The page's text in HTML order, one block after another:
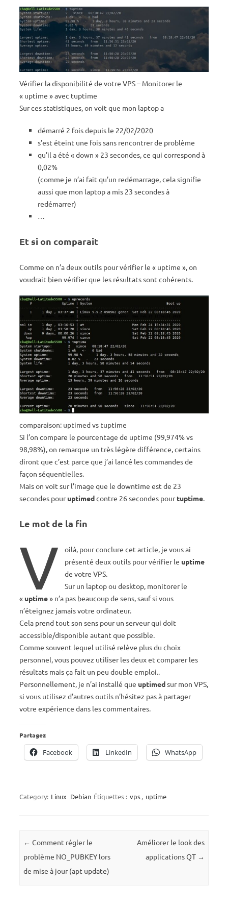
Vérifier la disponibilité de votre VPS – Monitorer le
« uptime » avec tuptime
Sur ces statistiques, on voit que mon laptop a
démarré 2 fois depuis le 22/02/2020
s’est éteint une fois sans rencontrer de problème
qu’il a été « down » 23 secondes, ce qui correspond à
0,02%
(comme je n’ai fait qu’un redémarrage, cela signifie
aussi que mon laptop a mis 23 secondes à
redémarrer)
…
Et si on comparait
Comme on n’a deux outils pour vérifier le « uptime », on
voudrait bien vérifier que les résultats sont cohérents.
comparaison: uptimed vs tuptime
Si l’on compare le pourcentage de uptime (99,974% vs
98,98%), on remarque un très légère différence, certains
diront que c’est parce que j’ai lancé les commandes de
façon séquentielles.
Mais on voit sur l’image que le downtime est de 23
secondes pouruptimedcontre 26 secondes pourtuptime.
Le mot de la fin
V
oilà, pour conclure cet article, je vous ai
présenté deux outils pour vérifier le uptime
de votre VPS.
Sur un laptop ou desktop, monitorer le
« uptime» n’a pas beaucoup de sens, sauf si vous
n’éteignez jamais votre ordinateur.
Cela prend tout son sens pour un serveur qui doit
accessible/disponible autant que possible.
Comme souvent lequel utilisé relève plus du choix
personnel, vous pouvez utiliser les deux et comparer les
résultats mais ça fait un peu double emploi..
Personnellement, je n’ai installé que uptimedsur mon VPS,
si vous utilisez d’autres outils n’hésitez pas à partager
votre expérience dans les commentaires.
Partagez
Facebook LinkedIn WhatsApp
Category: Linux Debian Étiquettes : vps, uptime
Post navigation
← Comment régler le
problème NO_PUBKEY lors
de mise à jour (apt update)
Améliorer le look des
applications QT →